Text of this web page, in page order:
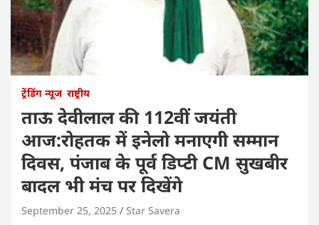
ट्रेंडिंग न्यूज राष्ट्रीय
ताऊ देवीलाल की 112वीं जयंती
आज:रोहतक में इनेलो मनाएगी सम्मान
दिवस, पंजाब के पूर्व डिप्टी CM सुखबीर
बादल भी मंच पर दिखेंगे
September 25, 2025 Star Savera